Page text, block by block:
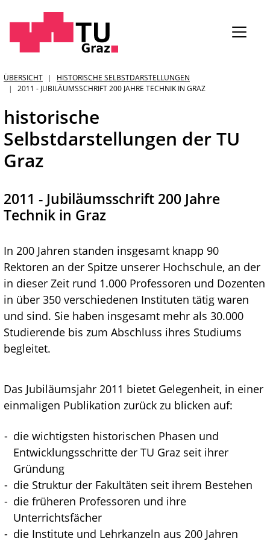
Sie
sind:
ÜBERSICHT
HISTORISCHE SELBSTDARSTELLUNGEN
2011 - JUBILÄUMSSCHRIFT 200 JAHRE TECHNIK IN GRAZ
historische
Selbstdarstellungen der TU
Graz
2011 - Jubiläumsschrift 200 Jahre
Technik in Graz
In 200 Jahren standen insgesamt knapp 90
Rektoren an der Spitze unserer Hochschule, an der
in dieser Zeit rund 1.000 Professoren und Dozenten
in über 350 verschiedenen Instituten tätig waren
und sind. Sie haben insgesamt mehr als 30.000
Studierende bis zum Abschluss ihres Studiums
begleitet.
Das Jubiläumsjahr 2011 bietet Gelegenheit, in einer
einmaligen Publikation zurück zu blicken auf:
die wichtigsten historischen Phasen und
Entwicklungsschritte der TU Graz seit ihrer
Gründung
die Struktur der Fakultäten seit ihrem Bestehen
die früheren Professoren und ihre
Unterrichtsfächer
die Institute und Lehrkanzeln aus 200 Jahren